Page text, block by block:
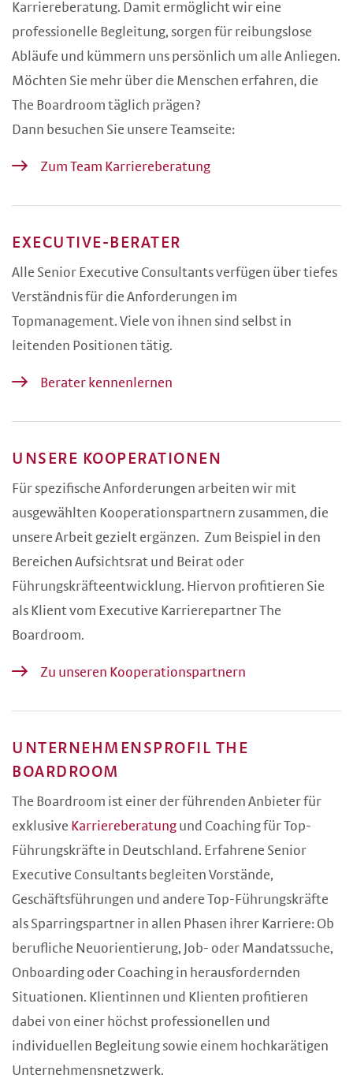
Karriereberatung. Damit ermöglicht wir eine
professionelle Begleitung, sorgen für reibungslose
Abläufe und kümmern uns persönlich um alle Anliegen.
Möchten Sie mehr über die Menschen erfahren, die
The Boardroom täglich prägen?
Dann besuchen Sie unsere Teamseite:
Zum Team Karriereberatung
EXECUTIVE-BERATER
Alle Senior Executive Consultants verfügen über tiefes
Verständnis für die Anforderungen im
Topmanagement. Viele von ihnen sind selbst in
leitenden Positionen tätig.
Berater kennenlernen
UNSERE KOOPERATIONEN
Für spezifische Anforderungen arbeiten wir mit
ausgewählten Kooperationspartnern zusammen, die
unsere Arbeit gezielt ergänzen. Zum Beispiel in den
Bereichen Aufsichtsrat und Beirat oder
Führungskräfteentwicklung. Hiervon profitieren Sie
als Klient vom Executive Karrierepartner The
Boardroom.
Zu unseren Kooperationspartnern
UNTERNEHMENSPROFIL THE
BOARDROOM
The Boardroom ist einer der führenden Anbieter für
exklusive Karriereberatung und Coaching für Top-
Führungskräfte in Deutschland. Erfahrene Senior
Executive Consultants begleiten Vorstände,
Geschäftsführungen und andere Top-Führungskräfte
als Sparringspartner in allen Phasen ihrer Karriere: Ob
berufliche Neuorientierung, Job- oder Mandatssuche,
Onboarding oder Coaching in herausfordernden
Situationen. Klientinnen und Klienten profitieren
dabei von einer höchst professionellen und
individuellen Begleitung sowie einem hochkarätigen
Unternehmensnetzwerk.